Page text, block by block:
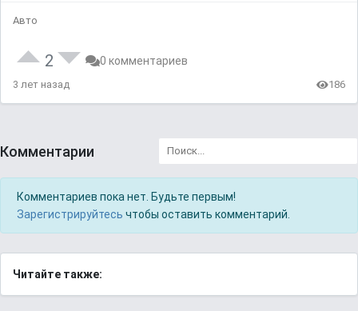
Авто
2 0 комментариев
3 лет назад 186
Комментарии
Комментариев пока нет. Будьте первым!
Зарегистрируйтесь чтобы оставить комментарий.
Читайте также: